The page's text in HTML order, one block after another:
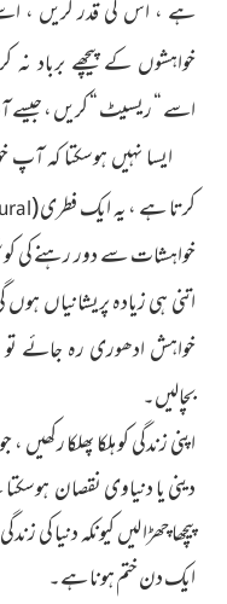
ہے ، اس کی قدر کریں ،
خواہشوں کے پیچھے برباد
اسے “ ریسیٹ “ کریں ، جیسے
ایسا نہیں ہوسکتا کہ
کرتا ہے ، یہایک فطری(
خواہشات سے دور رہنے کی
اتنی ہی زیادہ پریشانیاں
خواہش ادھوری رہ جائے
بچالیں۔
اپنی زندگی کو ہلکا پھلکا
دینی یا دنیاوی نقصان
پیچھا چھڑا لیں کیونکہ دنیا
ایک دن ختم ہونا ہے۔